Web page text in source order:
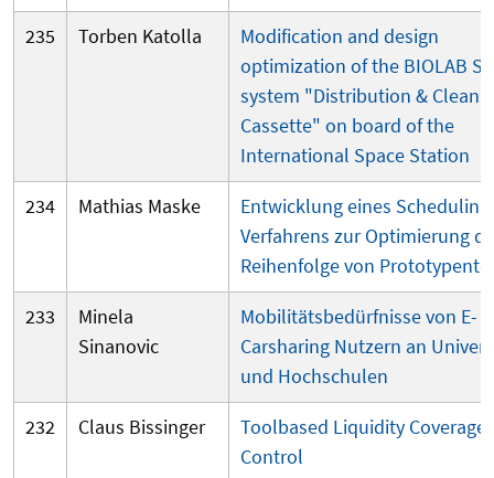
235
Torben Katolla
Modification and design
optimization of the BIOLAB
system "Distribution &
Cassette" on board of the
International Space Station
234
Mathias Maske
Entwicklung eines
Verfahrens zur Optimierung
Reihenfolge von
233
Minela
Sinanovic
Mobilitätsbedürfnisse von E-
Carsharing Nutzern an
und Hochschulen
232
Claus Bissinger Toolbased Liquidity Coverage
Control